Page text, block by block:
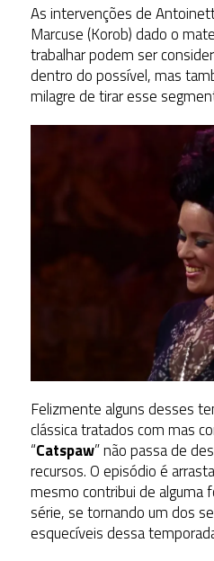
As intervenções de
Marcuse (Korob) dado o
trabalhar podem ser
dentro do possível, mas
milagre de tirar esse
Felizmente alguns desses
clássica tratados com mas
“Catspaw” não passa de
recursos. O episódio é
mesmo contribui de alguma
série, se tornando um dos
esquecíveis dessa